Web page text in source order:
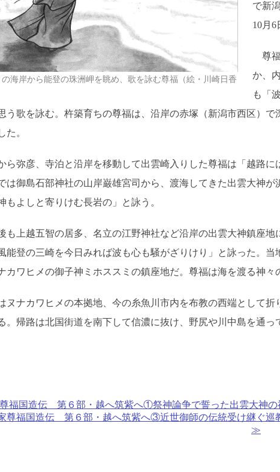
海岸から能登の珠洲岬を眺め、歌を詠む尊福（絵・川崎日香
で新
10月6
尊福
か、
も「
う歌を詠む。杵築育ちの尊福は、沿岸の赤塚（新潟市西区）
た。
ら弥彦、寺泊と沿岸を移動して出雲崎入りした尊福は「越路
は御島石部神社の山岸巌雄宮司から、渡海してきた出雲大神
もよしと寄りけむ長岩の」と詠う。
も上越五智の居多、名立の江野神社など沿岸の出雲大神鎮座
能登の三崎を今日みれば波も心も騒がざりけり」と詠った。
カワヒメの御子神ミホススミの鎮座地だ。尊福は海を渡る神々
ヌナカワヒメの本拠地、今の糸魚川市内を布教の西端として
。帰路は北国街道を南下して信濃に抜け、野尻や川中島を通っ
福国造伝 第６部・越へ筑紫へ①祭神論争で誓った出雲大神
尊福国造伝 第６部・越へ筑紫へ③近世御師の伝統受け継ぐ
≫